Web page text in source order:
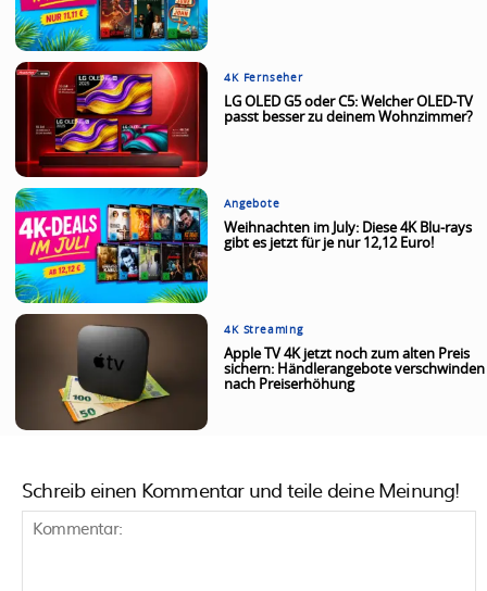
4K Fernseher
LG OLED G5 oder C5: Welcher OLED-TV
passt besser zu deinem Wohnzimmer?
Angebote
Weihnachten im July: Diese 4K Blu-rays
gibt es jetzt für je nur 12,12 Euro!
4K Streaming
Apple TV 4K jetzt noch zum alten Preis
sichern: Händlerangebote verschwinden
nach Preiserhöhung
Schreib einen Kommentar und teile deine Meinung!